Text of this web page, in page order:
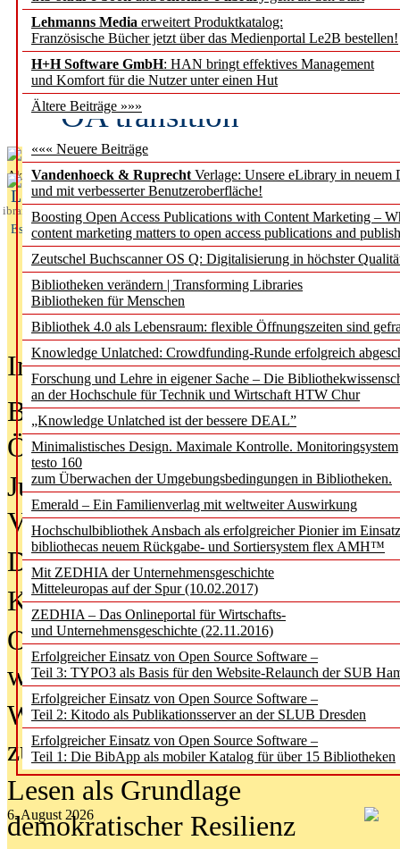
Lehmanns Media erweitert Produktkatalog:
Französische Bücher jetzt über das Medienportal Le2B bestellen!
H+H Software GmbH: HAN bringt effektives Management
und Komfort für die Nutzer unter einen Hut
Ältere Beiträge »»»
««« Neuere Beiträge
Vandenhoeck & Ruprecht Verlage: Unsere eLibrary in neuem
und mit verbesserter Benutzeroberfläche!
Boosting Open Access Publications with Content Marketing –
content marketing matters to open access publications and
Zeutschel Buchscanner OS Q: Digitalisierung in höchster
Bibliotheken verändern | Transforming Libraries
Bibliotheken für Menschen
Bibliothek 4.0 als Lebensraum: flexible Öffnungszeiten sind
Knowledge Unlatched: Crowdfunding-Runde erfolgreich
Forschung und Lehre in eigener Sache – Die
an der Hochschule für Technik und Wirtschaft HTW Chur
„Knowledge Unlatched ist der bessere DEAL”
Minimalistisches Design. Maximale Kontrolle. Monitoringsystem
testo 160
zum Überwachen der Umgebungsbedingungen in Bibliotheken.
Emerald – Ein Familienverlag mit weltweiter Auswirkung
Hochschulbibliothek Ansbach als erfolgreicher Pionier im
bibliothecas neuem Rückgabe- und Sortiersystem flex AMH™
Mit ZEDHIA der Unternehmensgeschichte
Mitteleuropas auf der Spur (10.02.2017)
ZEDHIA – Das Onlineportal für Wirtschafts-
und Unternehmensgeschichte (22.11.2016)
Erfolgreicher Einsatz von Open Source Software –
Teil 3: TYPO3 als Basis für den Website-Relaunch der SUB
Erfolgreicher Einsatz von Open Source Software –
Teil 2: Kitodo als Publikationsserver an der SLUB Dresden
Erfolgreicher Einsatz von Open Source Software –
Teil 1: Die BibApp als mobiler Katalog für über 15 Bibliotheken
6. August 2026
Fifth Open Access
transformative
OA transition
Aktuelles aus
L
ibrary
Essentials
In der Ausgabe05/2026(Juni/Juli
Bürgerforum fordert mehr
Öffentlichkeit
Jugendliche wollen besseren
Verbote
Digitale Langzeit­archi­vierung
KI-Chatbots werden Teil der
Offene Infrastrukturen für
wissenschaftliche
Warum die Debatte über KI-Texte
zu kurz greift
Lesen als Grundlage
demokratischer Resilienz